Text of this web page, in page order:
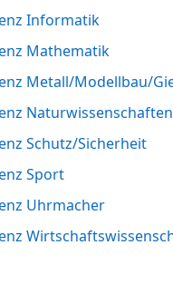
Informatik
Mathematik
Metall/Modellbau/
Naturwissenschaften
Schutz/Sicherheit
Sport
Uhrmacher